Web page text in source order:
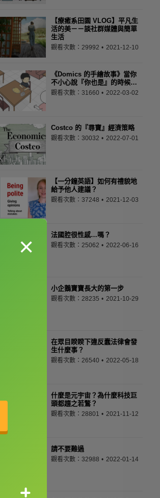
【療癒系田園 VLOG】平凡生
活的美－－談社群媒體與簡單
生活
觀看次數：29992 2021-12-10
《Domics 的手繪故事》當你
不小心說『你也是』的時候…
觀看次數：31660 2022-03-02
Costco 的『尋寶』經濟策略
觀看次數：30032 2022-07-01
【一分鐘英語】如何有禮貌地
給予他人建議？
觀看次數：37248 2021-12-03
法國腔很性感…嗎？
觀看次數：25062 2022-06-16
小企鵝寶寶長大的第一步
觀看次數：28235 2021-10-29
在眾目睽睽下違反蠢法律會發
生什麼事？
觀看次數：26540 2022-05-18
什麼是元宇宙？為什麼科技巨
頭都趨之若鶩？
觀看次數：28801 2021-11-12
請不要難過
觀看次數：32988 2022-01-14
×